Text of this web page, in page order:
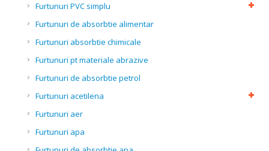
Furtunuri PVC simplu
Furtunuri de absorbtie alimentar
Furtunuri absorbtie chimicale
Furtunuri pt materiale abrazive
Furtunuri de absorbtie petrol
Furtunuri acetilena
Furtunuri aer
Furtunuri apa